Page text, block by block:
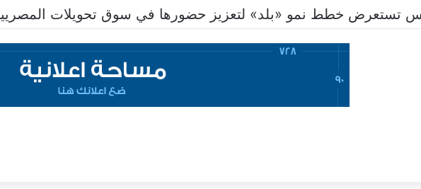
تستعرض خطط نمو «بلد» لتعزيز حضورها في سوق تحويلات